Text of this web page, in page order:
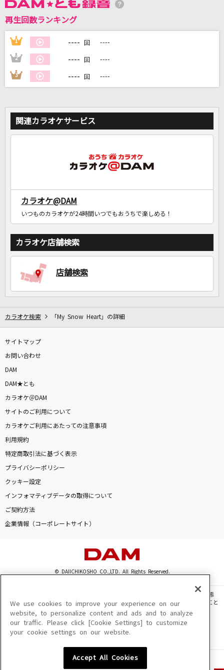
カラオケをもっと楽しもう！
家族や友達と一緒に！練習にも！
再生回数ランキング
1 ---- 回 ----
2 ---- 回 ----
3 ---- 回 ----
関連カラオケサービス
カラオケ@DAM
いつものカラオケが24時間いつでもおうちで楽しめる！
カラオケ店舗検索
店舗検索
カラオケ検索 「My Snow Heart」の詳細
サイトマップ
お問い合わせ
DAM
DAM★とも
カラオケ＠DAM
サイトのご利用について
カラオケご利用にあたっての注意事項
利用規約
特定商取引法に基づく表示
プライバシーポリシー
クッキー設定
インフォマティブデータの取得について
ご契約方法
企業情報（コーポレートサイト）
© DAIICHIKOSHO CO.,LTD. All Rights Reserved.
このサイトに掲載されている一切の文章・画像・写真・動画・音声等を、手段や形態
を問わず、著作権法の定める範囲を超えて無断で複製、転載、ファイル化などすること
を禁じます。
楽曲及びコンテンツは、機種によりご利用いただけない場合があります。
楽曲及びコンテンツの配信日、配信内容が変更になる場合があります。
We use cookies to improve your experience on our
website, to personalize content and ads and to analyze
our traffic. Please click [Cookie Settings] to customize
your cookie settings on our website.
Accept All Cookies